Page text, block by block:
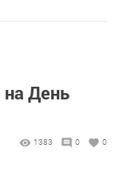
День
1383 0 0